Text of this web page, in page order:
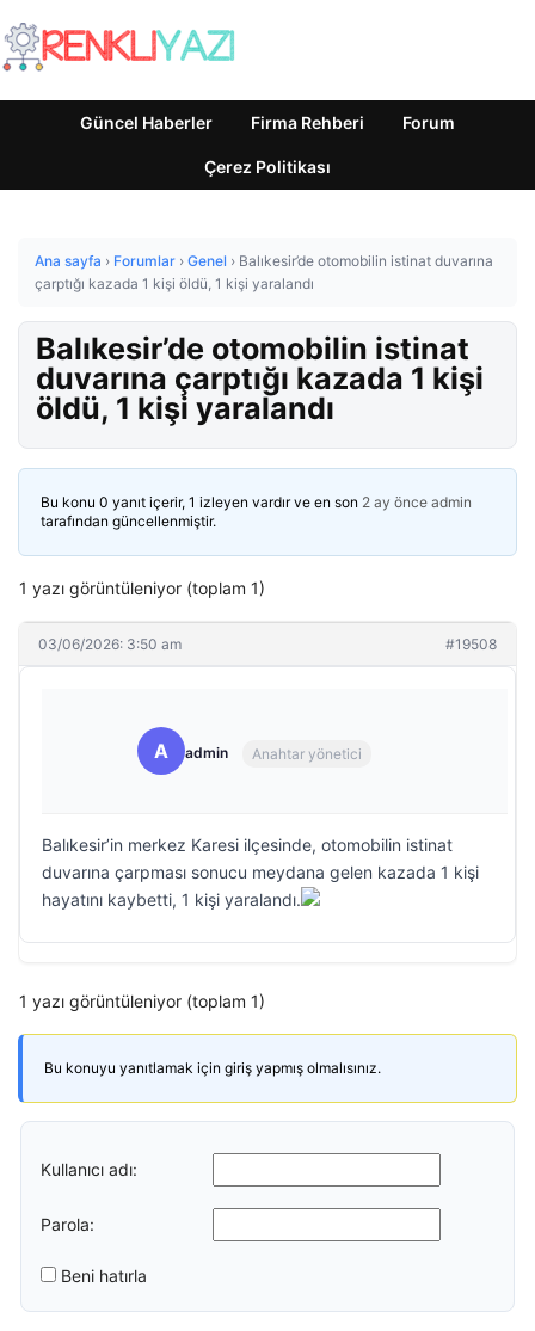
Güncel Haberler Firma Rehberi Forum
Çerez Politikası
Ana sayfa › Forumlar › Genel › Balıkesir’de otomobilin istinat duvarına
çarptığı kazada 1 kişi öldü, 1 kişi yaralandı
Balıkesir’de otomobilin istinat
duvarına çarptığı kazada 1 kişi
öldü, 1 kişi yaralandı
Bu konu 0 yanıt içerir, 1 izleyen vardır ve en son 2 ay önce admin
tarafından güncellenmiştir.
1 yazı görüntüleniyor (toplam 1)
03/06/2026: 3:50 am #19508
A admin Anahtar yönetici
Balıkesir’in merkez Karesi ilçesinde, otomobilin istinat
duvarına çarpması sonucu meydana gelen kazada 1 kişi
hayatını kaybetti, 1 kişi yaralandı.
1 yazı görüntüleniyor (toplam 1)
Bu konuyu yanıtlamak için giriş yapmış olmalısınız.
Kullanıcı adı:
Parola:
Beni hatırla